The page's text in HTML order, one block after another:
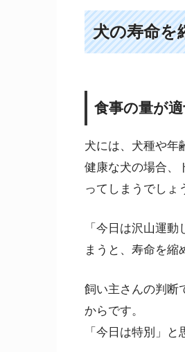
犬の寿命を
食事の量が
犬には、犬種や年
健康な犬の場合、
ってしまうでしょ
「今日は沢山運
まうと、寿命を縮
飼い主さんの判断
からです。
「今日は特別」